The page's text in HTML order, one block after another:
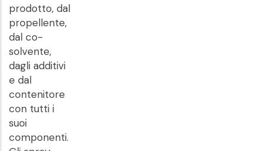
prodotto, dal
propellente,
dal co-
solvente,
dagli additivi
e dal
contenitore
con tutti i
suoi
componenti.